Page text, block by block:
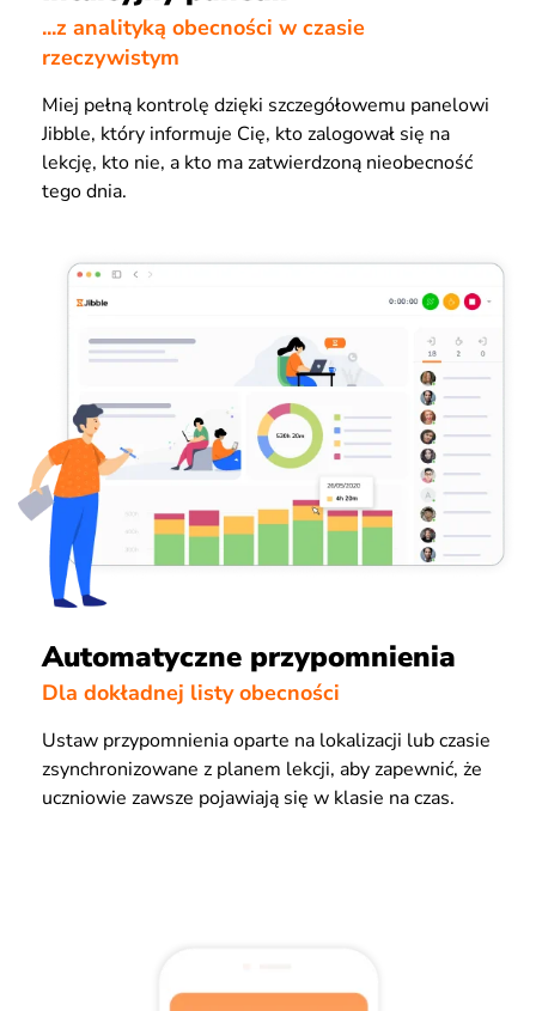
...z analityką obecności w czasie
rzeczywistym
Miej pełną kontrolę dzięki szczegółowemu panelowi
Jibble, który informuje Cię, kto zalogował się na
lekcję, kto nie, a kto ma zatwierdzoną nieobecność
tego dnia.
Automatyczne przypomnienia
Dla dokładnej listy obecności
Ustaw przypomnienia oparte na lokalizacji lub czasie
zsynchronizowane z planem lekcji, aby zapewnić, że
uczniowie zawsze pojawiają się w klasie na czas.